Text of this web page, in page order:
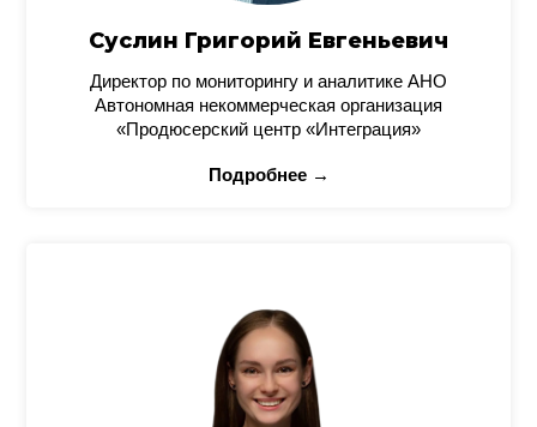
Суслин Григорий Евгеньевич
Директор по мониторингу и аналитике АНО
Автономная некоммерческая организация
«Продюсерский центр «Интеграция»
Подробнее →